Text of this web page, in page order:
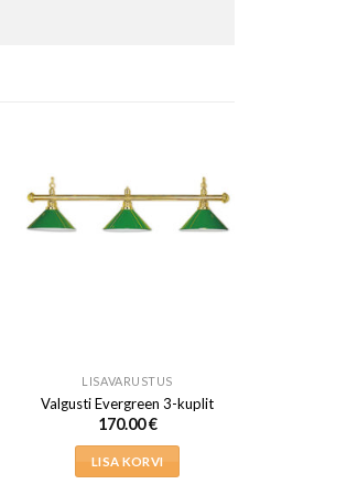
LISAVARUSTUS
Valgusti Evergreen 3-kuplit
170.00€
LISA KORVI